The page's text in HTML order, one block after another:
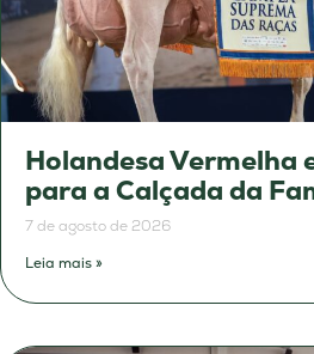
Holandesa Vermelha
para a Calçada da
7 de agosto de 2026
Leia mais »